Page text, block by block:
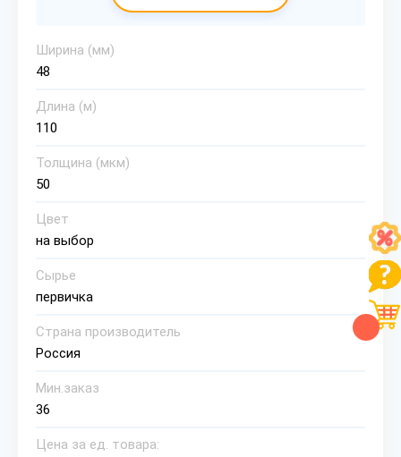
Ширина (мм)
48
Длина (м)
110
Толщина (мкм)
50
Цвет
на выбор
Сырье
первичка
Страна производитель
Россия
Мин.заказ
36
Цена за ед. товара: